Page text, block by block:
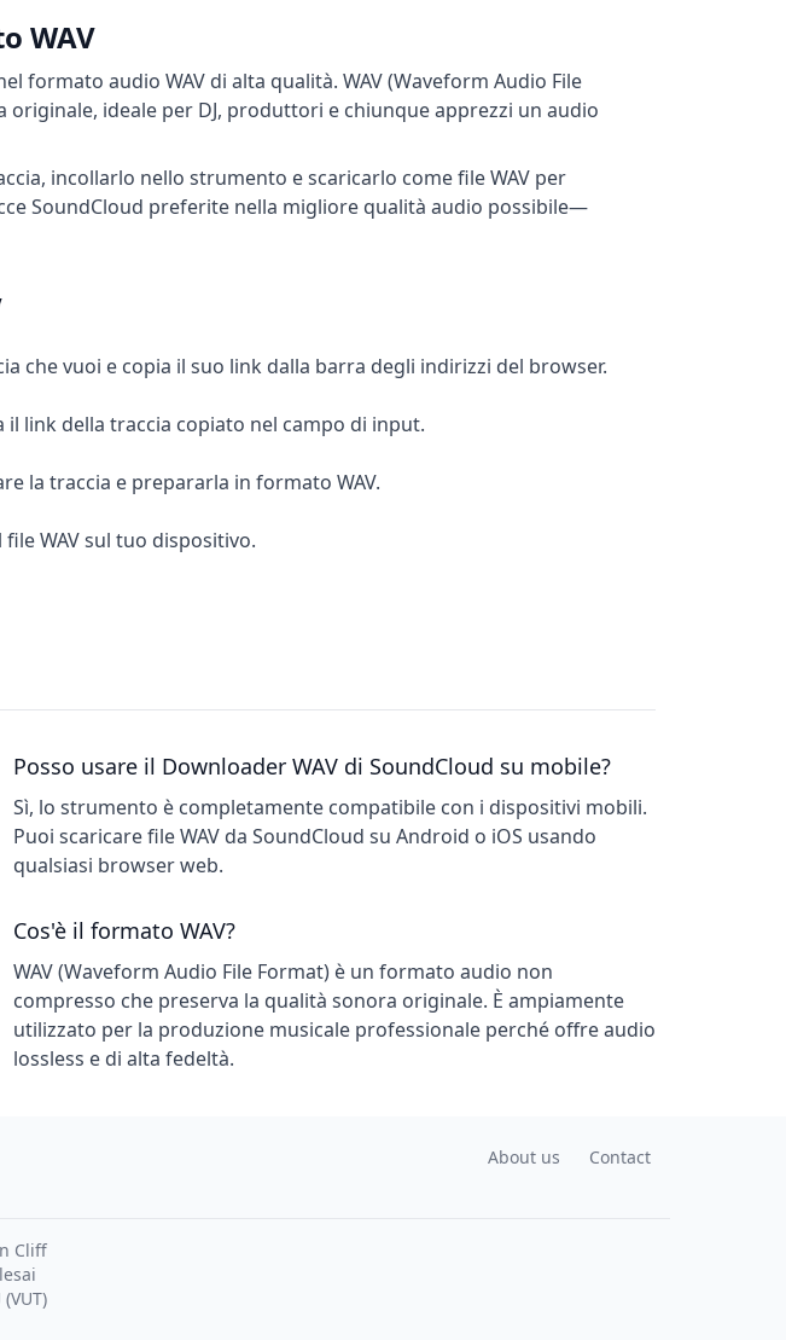
WAV
formato audio WAV di alta qualità. WAV (Waveform Audio File
ideale per DJ, produttori e chiunque apprezzi un audio
incollarlo nello strumento e scaricarlo come file WAV per
SoundCloud preferite nella migliore qualità audio possibile—
che vuoi e copia il suo link dalla barra degli indirizzi del browser.
link della traccia copiato nel campo di input.
la traccia e prepararla in formato WAV.
WAV sul tuo dispositivo.
Posso usare il Downloader WAV di SoundCloud su mobile?
Sì, lo strumento è completamente compatibile con i dispositivi mobili.
Puoi scaricare file WAV da SoundCloud su Android o iOS usando
qualsiasi browser web.
Cos'è il formato WAV?
WAV (Waveform Audio File Format) è un formato audio non
compresso che preserva la qualità sonora originale. È ampiamente
utilizzato per la produzione musicale professionale perché offre audio
lossless e di alta fedeltà.
About us Contact
Cliff